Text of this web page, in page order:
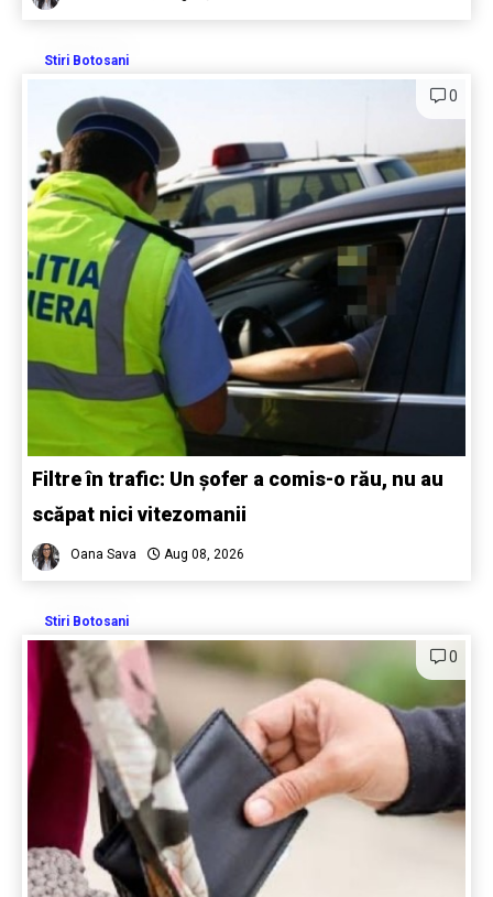
Stiri Botosani
0
Filtre în trafic: Un șofer a comis-o rău, nu au
scăpat nici vitezomanii
Oana Sava Aug 08, 2026
Stiri Botosani
0